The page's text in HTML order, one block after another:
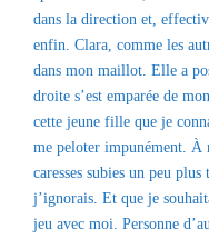
dans la direction et,
enfin. Clara, comme les
dans mon maillot. Elle a
droite s’est emparée de
cette jeune fille que je
me peloter impunément. À
caresses subies un peu
j’ignorais. Et que je
jeu avec moi. Personne